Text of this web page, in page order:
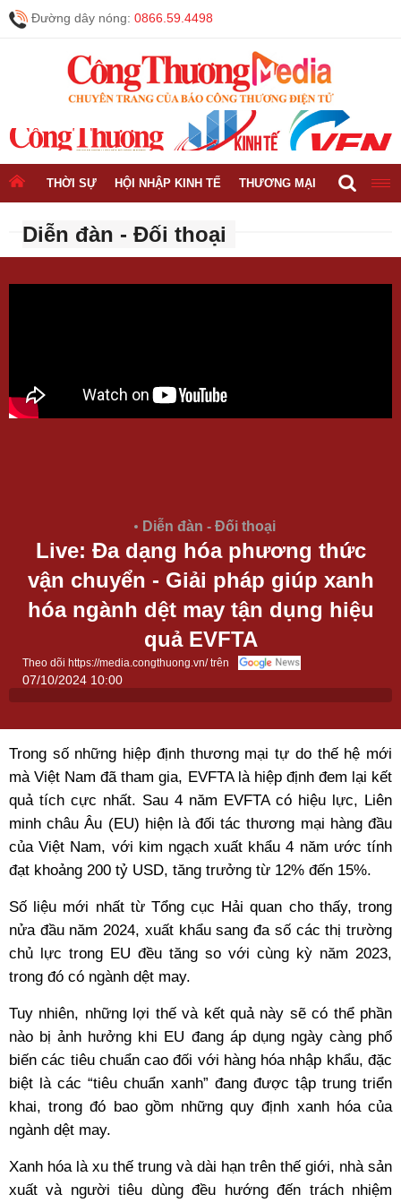
Đường dây nóng: 0866.59.4498
THỜI SỰ HỘI NHẬP KINH TẾ THƯƠNG MẠI CÔNG
Diễn đàn - Đối thoại
Diễn đàn - Đối thoại
Live: Đa dạng hóa phương thức
vận chuyển - Giải pháp giúp xanh
hóa ngành dệt may tận dụng hiệu
quả EVFTA
Theo dõi https://media.congthuong.vn/ trên
07/10/2024 10:00
Trong số những hiệp định thương mại tự do thế hệ mới
mà Việt Nam đã tham gia, EVFTA là hiệp định đem lại kết
quả tích cực nhất. Sau 4 năm EVFTA có hiệu lực, Liên
minh châu Âu (EU) hiện là đối tác thương mại hàng đầu
của Việt Nam, với kim ngạch xuất khẩu 4 năm ước tính
đạt khoảng 200 tỷ USD, tăng trưởng từ 12% đến 15%.
Số liệu mới nhất từ Tổng cục Hải quan cho thấy, trong
nửa đầu năm 2024, xuất khẩu sang đa số các thị trường
chủ lực trong EU đều tăng so với cùng kỳ năm 2023,
trong đó có ngành dệt may.
Tuy nhiên, những lợi thế và kết quả này sẽ có thể phần
nào bị ảnh hưởng khi EU đang áp dụng ngày càng phổ
biến các tiêu chuẩn cao đối với hàng hóa nhập khẩu, đặc
biệt là các “tiêu chuẩn xanh” đang được tập trung triển
khai, trong đó bao gồm những quy định xanh hóa của
ngành dệt may.
Xanh hóa là xu thế trung và dài hạn trên thế giới, nhà sản
xuất và người tiêu dùng đều hướng đến trách nhiệm